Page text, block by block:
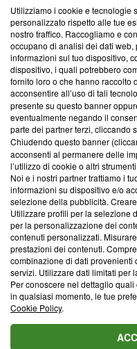
Questa sezione offre
News, sui nostri processi
creare news di qualità.
‘Trust Project - News with
ancora membro del
parte; Trust Project non
conformità agli standard.
Su di noi
Team editoriale
Corporate
Redazione
Informativa Privacy
Cookie Policy
Blasting SA, IDI CHE-
Lugano (Svizzera) Tel:
© 2026 Blasting News
Utilizziamo i cookie e tecnologie
personalizzato rispetto alle tue
nostro traffico. Raccogliamo e
occupano di analisi dei dati
informazioni sul tuo dispositivo,
dispositivo, i quali potrebbero
fornito loro o che hanno raccolto
acconsentire all’uso di tali
presente su questo banner
eventualmente negando il
parte dei partner terzi, cliccando
Chiudendo questo banner
acconsenti al permanere delle
l’utilizzo di cookie o altri
Noi e i nostri partner trattiamo i
informazioni su dispositivo e/o
selezione della pubblicità.
Utilizzare profili per la selezione
per la personalizzazione dei
contenuti personalizzati.
prestazioni dei contenuti.
combinazione di dati provenienti
servizi. Utilizzare dati limitati per
Per conoscere nel dettaglio
in qualsiasi momento, le tue
Cookie Policy.